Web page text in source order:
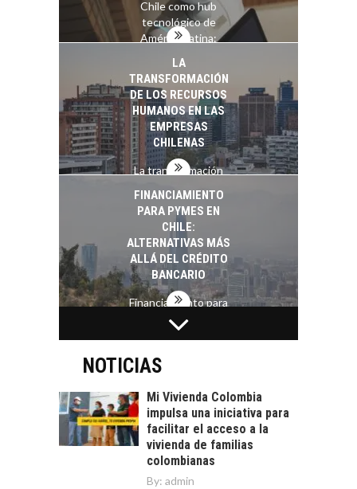
Chile como hub
tecnológico de
América Latina:
LA
TRANSFORMACIÓN
DE LOS RECURSOS
HUMANOS EN LAS
EMPRESAS
CHILENAS
La transformación
recursos humanos en
las empresas…
FINANCIAMIENTO
PARA PYMES EN
CHILE:
ALTERNATIVAS MÁS
ALLÁ DEL CRÉDITO
BANCARIO
Financiamiento para
pymes en Chile:
alternativas que
crédito…
EL CRECIMIENTO DE
LOS SERVICIOS
DIGITALES
EXPORTADOS DESDE
CHILE
El auge de las
exportaciones de
servicios digitales en
Chile:…
TURISMO EN EL
DESIERTO DE
NOTICIAS
Mi Vivienda Colombia
impulsa una iniciativa para
facilitar el acceso a la
vivienda de familias
colombianas
By: admin